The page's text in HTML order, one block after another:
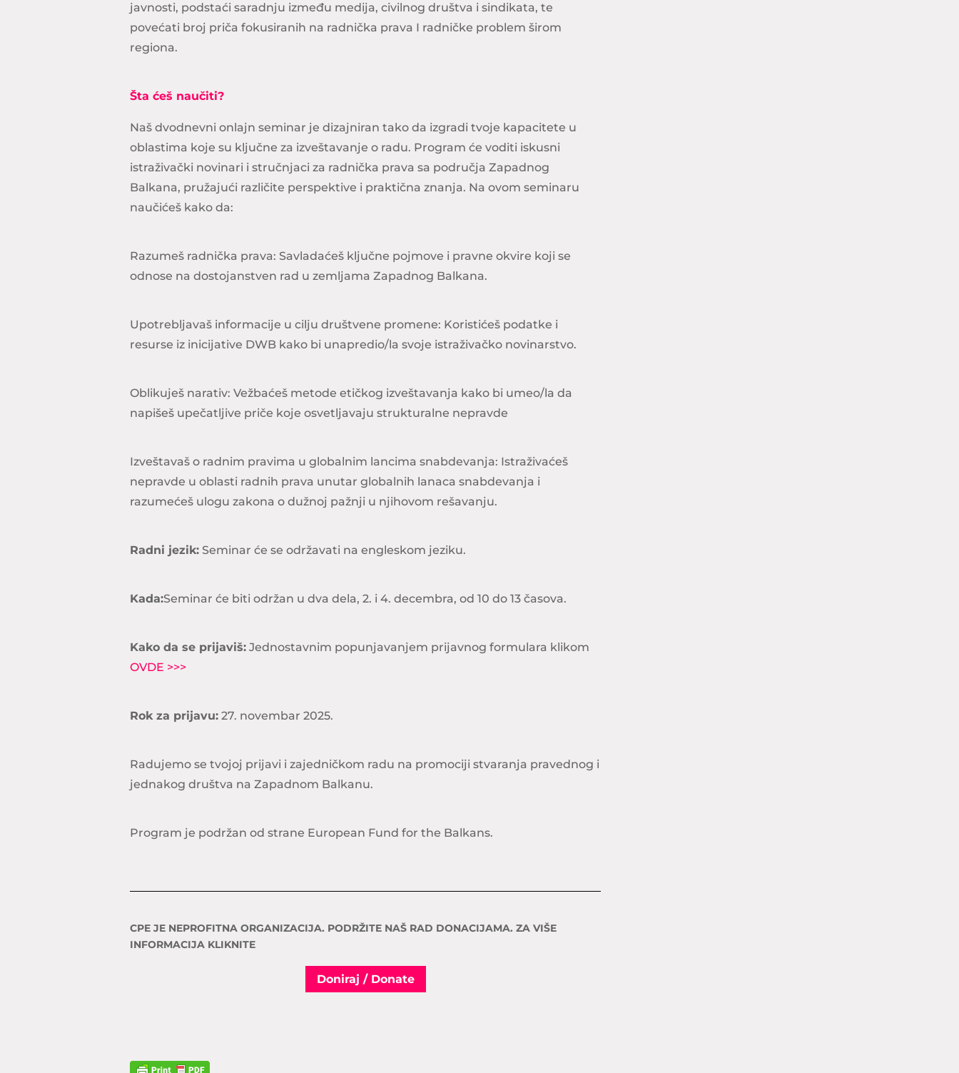
javnosti, podstaći saradnju između medija, civilnog društva i sindikata, te
povećati broj priča fokusiranih na radnička prava I radničke problem širom
regiona.
Šta ćeš naučiti?
Naš dvodnevni onlajn seminar je dizajniran tako da izgradi tvoje kapacitete u
oblastima koje su ključne za izveštavanje o radu. Program će voditi iskusni
istraživački novinari i stručnjaci za radnička prava sa područja Zapadnog
Balkana, pružajući različite perspektive i praktična znanja. Na ovom seminaru
naučićeš kako da:
Razumeš radnička prava: Savladaćeš ključne pojmove i pravne okvire koji se
odnose na dostojanstven rad u zemljama Zapadnog Balkana.
Upotrebljavaš informacije u cilju društvene promene: Koristićeš podatke i
resurse iz inicijative DWB kako bi unapredio/la svoje istraživačko novinarstvo.
Oblikuješ narativ: Vežbaćeš metode etičkog izveštavanja kako bi umeo/la da
napišeš upečatljive priče koje osvetljavaju strukturalne nepravde
Izveštavaš o radnim pravima u globalnim lancima snabdevanja: Istraživaćeš
nepravde u oblasti radnih prava unutar globalnih lanaca snabdevanja i
razumećeš ulogu zakona o dužnoj pažnji u njihovom rešavanju.
Radni jezik: Seminar će se održavati na engleskom jeziku.
Kada:Seminar će biti održan u dva dela, 2. i 4. decembra, od 10 do 13 časova.
Kako da se prijaviš: Jednostavnim popunjavanjem prijavnog formulara klikom
OVDE >>>
Rok za prijavu: 27. novembar 2025.
Radujemo se tvojoj prijavi i zajedničkom radu na promociji stvaranja pravednog i
jednakog društva na Zapadnom Balkanu.
Program je podržan od strane European Fund for the Balkans.
CPE JE NEPROFITNA ORGANIZACIJA. PODRŽITE NAŠ RAD DONACIJAMA. ZA VIŠE
INFORMACIJA KLIKNITE
Doniraj / Donate